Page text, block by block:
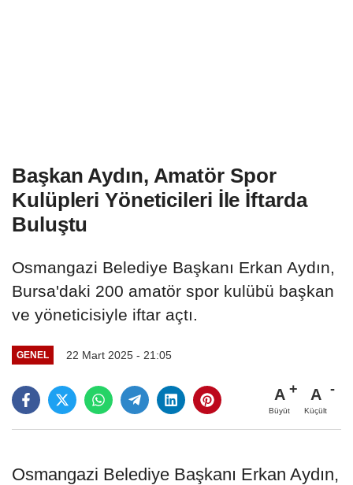
Başkan Aydın, Amatör Spor
Kulüpleri Yöneticileri İle İftarda
Buluştu
Osmangazi Belediye Başkanı Erkan Aydın,
Bursa'daki 200 amatör spor kulübü başkan
ve yöneticisiyle iftar açtı.
GENEL 22 Mart 2025 - 21:05
A
Büyüt
A
Küçült
Osmangazi Belediye Başkanı Erkan Aydın,